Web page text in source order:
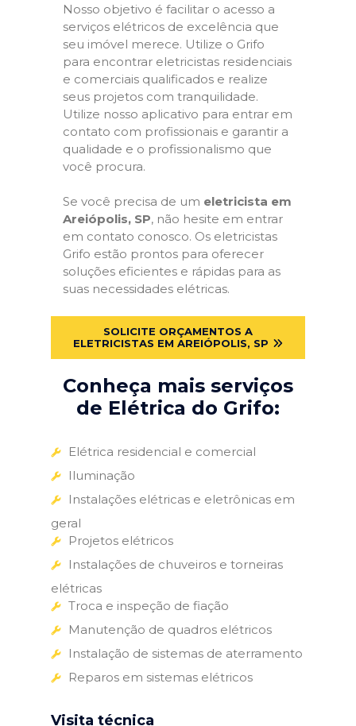
Nosso objetivo é facilitar o acesso a
serviços elétricos de excelência que
seu imóvel merece. Utilize o Grifo
para encontrar eletricistas residenciais
e comerciais qualificados e realize
seus projetos com tranquilidade.
Utilize nosso aplicativo para entrar em
contato com profissionais e garantir a
qualidade e o profissionalismo que
você procura.
Se você precisa de um eletricista em
Areiópolis, SP, não hesite em entrar
em contato conosco. Os eletricistas
Grifo estão prontos para oferecer
soluções eficientes e rápidas para as
suas necessidades elétricas.
SOLICITE ORÇAMENTOS A
ELETRICISTAS EM AREIÓPOLIS, SP
Conheça mais serviços
de Elétrica do Grifo:
Elétrica residencial e comercial
Iluminação
Instalações elétricas e eletrônicas em
geral
Projetos elétricos
Instalações de chuveiros e torneiras
elétricas
Troca e inspeção de fiação
Manutenção de quadros elétricos
Instalação de sistemas de aterramento
Reparos em sistemas elétricos
Visita técnica